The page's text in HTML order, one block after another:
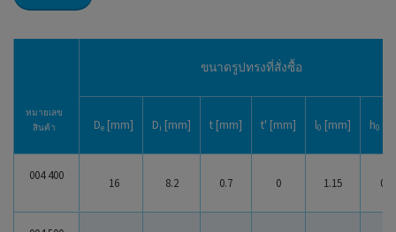
ขนาดรูปทรงที่สั่งซื้อ
หมายเลข
สินค้า
De [mm] Di [mm] t [mm] t' [mm] l0 [mm] h0
004 400
16 8.2 0.7 0 1.15